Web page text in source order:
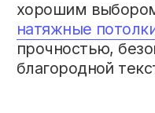
Натяжные потолки под ключ
в Минске и 120 км от Минска